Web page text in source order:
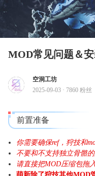
MOD常见问题＆
空洞工坊
2025-09-03 · 7860 粉丝
前置准备
你需要确保ref，狩技和
不要和不支持独立骨骼
请直接把MOD压缩包拖